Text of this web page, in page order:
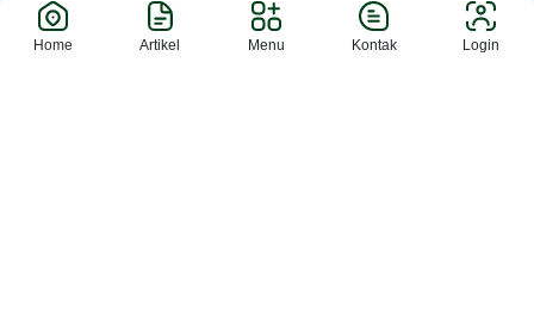
Berita
Home Artikel Menu Kontak Login